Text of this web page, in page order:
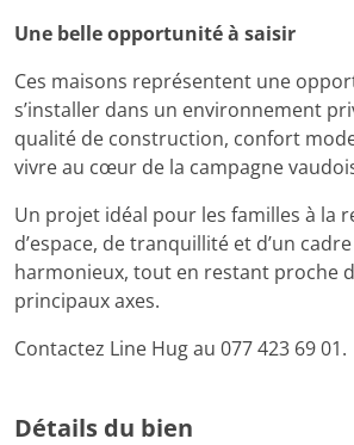
Une belle opportunité à saisir
Ces maisons représentent une
s’installer dans un environnement
qualité de construction, confort
vivre au cœur de la campagne
Un projet idéal pour les familles à la
d’espace, de tranquillité et d’un
harmonieux, tout en restant proche
principaux axes.
Contactez Line Hug au 077 423 69 01.
Détails du bien